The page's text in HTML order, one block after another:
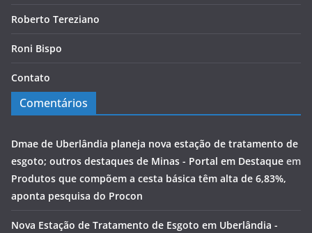
Roberto Tereziano
Roni Bispo
Contato
Comentários
Dmae de Uberlândia planeja nova estação de tratamento de
esgoto; outros destaques de Minas - Portal em Destaque em
Produtos que compõem a cesta básica têm alta de 6,83%,
aponta pesquisa do Procon
Nova Estação de Tratamento de Esgoto em Uberlândia -